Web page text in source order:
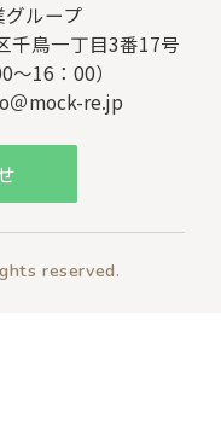
ループ
鳥一丁目3番17号
16：00）
＠mock-re.jp
reserved.